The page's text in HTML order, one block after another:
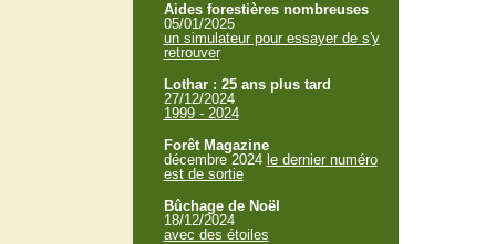
Aides forestières nombreuses
05/01/2025
un simulateur pour essayer de s'y
retrouver
Lothar : 25 ans plus tard
27/12/2024
1999 - 2024
Forêt Magazine
décembre 2024 le dernier numéro
est de sortie
Bûchage de Noël
18/12/2024
avec des étoiles